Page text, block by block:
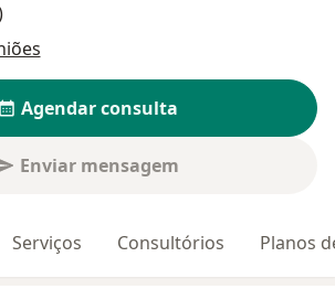
Agendar consulta
Enviar mensagem
Serviços Consultórios Planos